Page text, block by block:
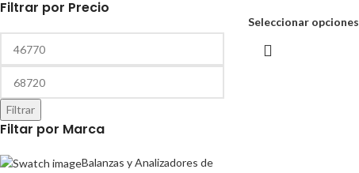
Filtrar por Precio
Filtrar
Filtar por Marca
Balanzas y Analizadores de
Seleccionar opciones